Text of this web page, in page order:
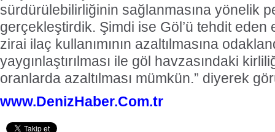
sürdürülebilirliğinin sağlanmasına yönelik
gerçekleştirdik. Şimdi ise Göl’ü tehdit
zirai ilaç kullanımının azaltılmasına
yaygınlaştırılması ile göl havzasındaki
oranlarda azaltılması mümkün.” diyerek
www.DenizHaber.Com.tr